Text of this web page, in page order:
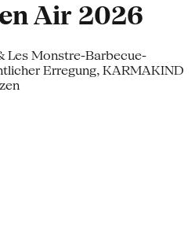
Air 2026
Les Monstre-Barbecue-
Erregung, KARMAKIND